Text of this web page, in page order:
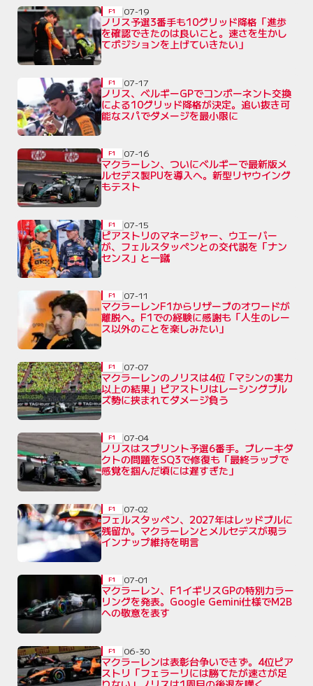
ノリス予選3番手も10グリッド降格「進歩
を確認できたのは良いこと。速さを生かし
てポジションを上げていきたい」
F1 07-19
ノリス、ベルギーGPでコンポーネント交換
による10グリッド降格が決定。追い抜き可
能なスパでダメージを最小限に
F1 07-17
マクラーレン、ついにベルギーで最新版メ
ルセデス製PUを導入へ。新型リヤウイング
もテスト
F1 07-16
ピアストリのマネージャー、ウエーバー
が、フェルスタッペンとの交代説を「ナン
センス」と一蹴
F1 07-15
マクラーレンF1からリザーブのオワードが
離脱へ。F1での経験に感謝も「人生のレー
ス以外のことを楽しみたい」
F1 07-11
マクラーレンのノリスは4位「マシンの実力
以上の結果」ピアストリはレーシングブル
ズ勢に挟まれてダメージ負う
F1 07-07
ノリスはスプリント予選6番手。ブレーキダ
クトの問題をSQ3で修復も「最終ラップで
感覚を掴んだ頃には遅すぎた」
F1 07-04
フェルスタッペン、2027年はレッドブルに
残留か。マクラーレンとメルセデスが現ラ
インナップ維持を明言
F1 07-02
マクラーレン、F1イギリスGPの特別カラー
リングを発表。Google Gemini仕様でM2B
への敬意を表す
F1 07-01
マクラーレンは表彰台争いできず。4位ピア
ストリ「フェラーリには勝てたが速さが足
F1 06-30